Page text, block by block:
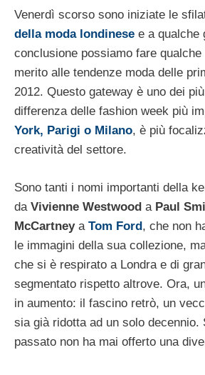
Venerdì scorso sono iniziate le
della moda londinese e a qualche
conclusione possiamo fare
merito alle tendenze moda delle
2012. Questo gateway è uno dei
differenza delle fashion week più
York, Parigi o Milano, è più
creatività del settore.
Sono tanti i nomi importanti della
da Vivienne Westwood a Paul
McCartneya Tom Ford, che non
le immagini della sua collezione,
che si è respirato a Londra e di
segmentato rispetto altrove. Ora,
in aumento: il fascino retrò, un
sia già ridotta ad un solo decennio.
passato non ha mai offerto una